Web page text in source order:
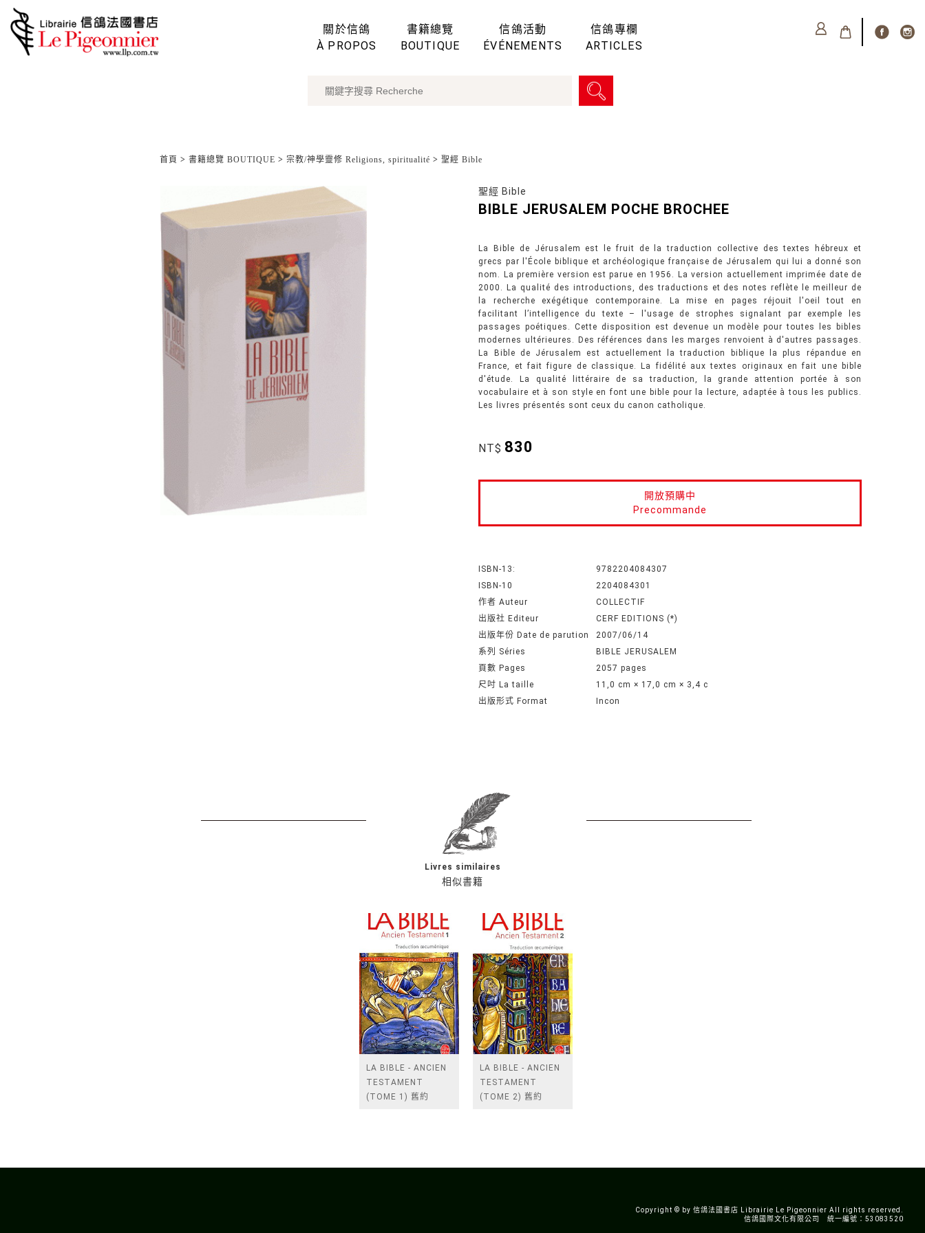
關於信鴿
À PROPOS
書籍總覽
BOUTIQUE
信鴿活動
ÉVÉNEMENTS
信鴿專欄
ARTICLES
首頁 > 書籍總覽 BOUTIQUE > 宗教/神學靈修 Religions, spiritualité > 聖經 Bible
聖經 Bible
BIBLE JERUSALEM POCHE BROCHEE
La Bible de Jérusalem est le fruit de la traduction collective des textes hébreux et
grecs par l'École biblique et archéologique française de Jérusalem qui lui a donné son
nom. La première version est parue en 1956. La version actuellement imprimée date de
2000. La qualité des introductions, des traductions et des notes reflète le meilleur de
la recherche exégétique contemporaine. La mise en pages réjouit l'oeil tout en
facilitant l’intelligence du texte – l'usage de strophes signalant par exemple les
passages poétiques. Cette disposition est devenue un modèle pour toutes les bibles
modernes ultérieures. Des références dans les marges renvoient à d'autres passages.
La Bible de Jérusalem est actuellement la traduction biblique la plus répandue en
France, et fait figure de classique. La fidélité aux textes originaux en fait une bible
d'étude. La qualité littéraire de sa traduction, la grande attention portée à son
vocabulaire et à son style en font une bible pour la lecture, adaptée à tous les publics.
Les livres présentés sont ceux du canon catholique.
NT$ 830
開放預購中
Precommande
ISBN-13:
9782204084307
ISBN-10
2204084301
作者 Auteur
COLLECTIF
出版社 Editeur
CERF EDITIONS (*)
出版年份 Date de parution
2007/06/14
系列 Séries
BIBLE JERUSALEM
頁數 Pages
2057 pages
尺吋 La taille
11,0 cm × 17,0 cm × 3,4 c
出版形式 Format
Incon
相似書籍
Livres similaires
LA BIBLE - ANCIEN
TESTAMENT
(TOME 1) 舊約
LA BIBLE - ANCIEN
TESTAMENT
(TOME 2) 舊約
Copyright © by 信鴿法國書店 Librairie Le Pigeonnier All rights reserved.
信鴿國際文化有限公司 統一編號：53083520